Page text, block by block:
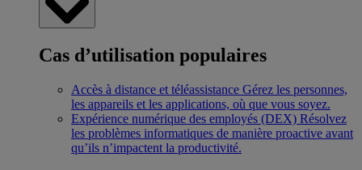
Cas d’utilisation populaires
Accès à distance et téléassistance Gérez les personnes,
les appareils et les applications, où que vous soyez.
Expérience numérique des employés (DEX) Résolvez
les problèmes informatiques de manière proactive avant
qu’ils n’impactent la productivité.